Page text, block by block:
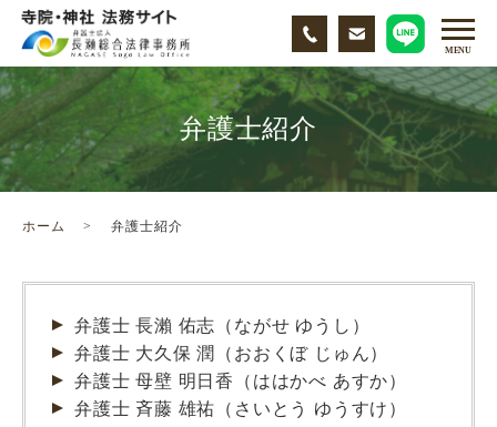
弁護士紹介
ホーム 弁護士紹介
弁護士 長瀨 佑志（ながせ ゆうし）
弁護士 大久保 潤（おおくぼ じゅん）
弁護士 母壁 明日香（ははかべ あすか）
弁護士 斉藤 雄祐（さいとう ゆうすけ）